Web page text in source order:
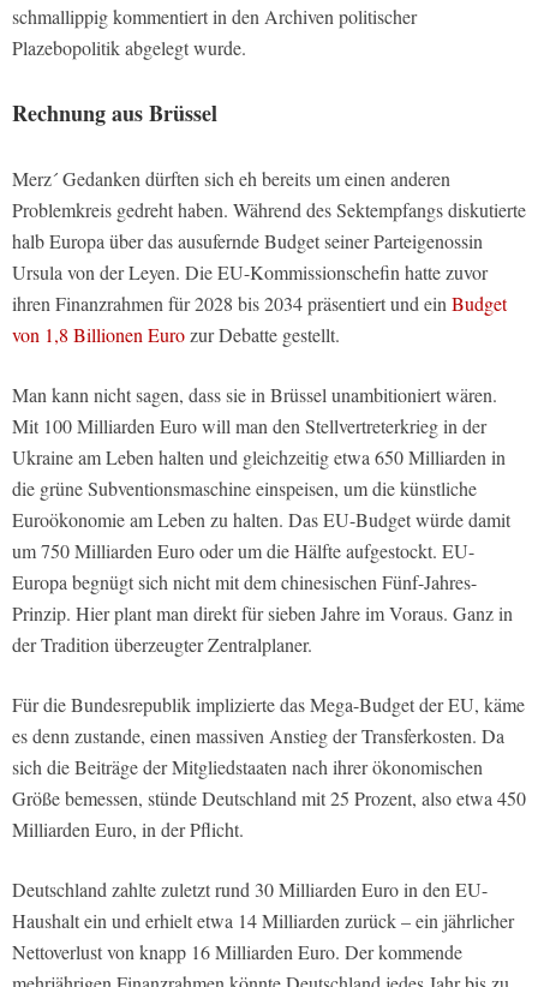
schmallippig kommentiert in den Archiven politischer
Plazebopolitik abgelegt wurde.
Rechnung aus Brüssel
Merz´ Gedanken dürften sich eh bereits um einen anderen
Problemkreis gedreht haben. Während des Sektempfangs diskutierte
halb Europa über das ausufernde Budget seiner Parteigenossin
Ursula von der Leyen. Die EU-Kommissionschefin hatte zuvor
ihren Finanzrahmen für 2028 bis 2034 präsentiert und einBudget
von 1,8 Billionen Eurozur Debatte gestellt.
Man kann nicht sagen, dass sie in Brüssel unambitioniert wären.
Mit 100 Milliarden Euro will man den Stellvertreterkrieg in der
Ukraine am Leben halten und gleichzeitig etwa 650 Milliarden in
die grüne Subventionsmaschine einspeisen, um die künstliche
Euroökonomie am Leben zu halten. Das EU-Budget würde damit
um 750 Milliarden Euro oder um die Hälfte aufgestockt. EU-
Europa begnügt sich nicht mit dem chinesischen Fünf-Jahres-
Prinzip. Hier plant man direkt für sieben Jahre im Voraus. Ganz in
der Tradition überzeugter Zentralplaner.
Für die Bundesrepublik implizierte das Mega-Budget der EU, käme
es denn zustande, einen massiven Anstieg der Transferkosten. Da
sich die Beiträge der Mitgliedstaaten nach ihrer ökonomischen
Größe bemessen, stünde Deutschland mit 25 Prozent, also etwa 450
Milliarden Euro, in der Pflicht.
Deutschland zahlte zuletzt rund 30 Milliarden Euro in den EU-
Haushalt ein und erhielt etwa 14 Milliarden zurück – ein jährlicher
Nettoverlust von knapp 16 Milliarden Euro. Der kommende